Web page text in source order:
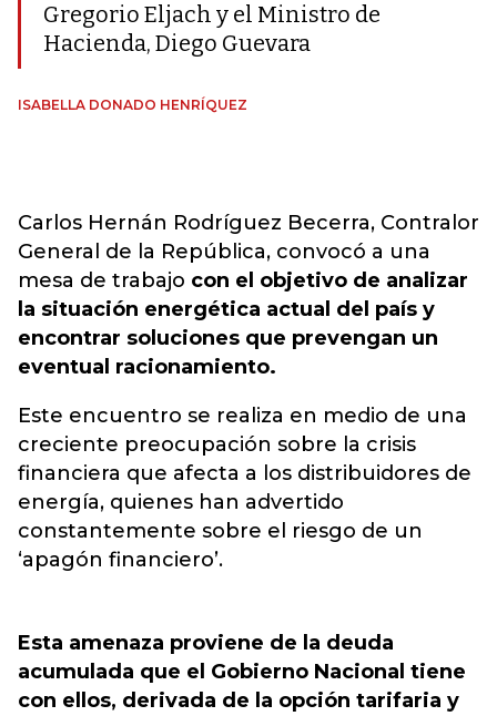
Gregorio Eljach y el Ministro de
Hacienda, Diego Guevara
ISABELLA DONADO HENRÍQUEZ
Carlos Hernán Rodríguez Becerra, Contralor
General de la República, convocó a una
mesa de trabajo con el objetivo de analizar
la situación energética actual del país y
encontrar soluciones que prevengan un
eventual racionamiento.
Este encuentro se realiza en medio de una
creciente preocupación sobre la crisis
financiera que afecta a los distribuidores de
energía, quienes han advertido
constantemente sobre el riesgo de un
‘apagón financiero’.
Esta amenaza proviene de la deuda
acumulada que el Gobierno Nacional tiene
con ellos, derivada de la opción tarifaria y